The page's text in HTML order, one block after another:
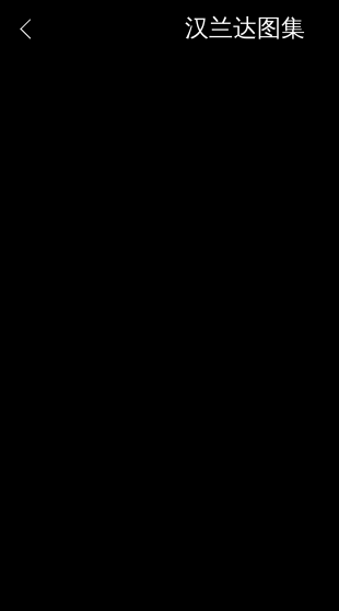
汉兰达图集